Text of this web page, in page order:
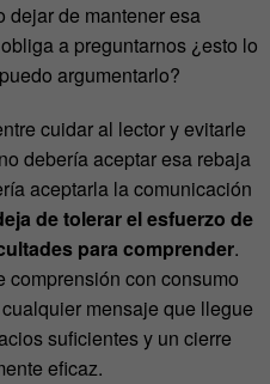
dejar de mantener esa
a preguntarnos ¿esto lo
argumentarlo?
cuidar al lector y evitarle
debería aceptar esa rebaja
aceptarla la comunicación
de tolerar el esfuerzo de
para comprender.
comprensión con consumo
mensaje que llegue
suficientes y un cierre
eficaz.